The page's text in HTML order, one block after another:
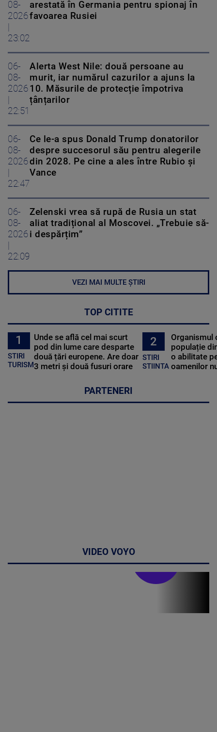
08-
2026
23:02
arestată în Germania pentru spionaj în
favoarea Rusiei
06-
08-
2026
22:51
Alerta West Nile: două persoane au
murit, iar numărul cazurilor a ajuns la
10. Măsurile de protecție împotriva
țânțarilor
06-
08-
2026
22:47
Ce le-a spus Donald Trump donatorilor
despre succesorul său pentru alegerile
din 2028. Pe cine a ales între Rubio și
Vance
06-
08-
2026
22:09
Zelenski vrea să rupă de Rusia un stat
aliat tradițional al Moscovei. „Trebuie să-
i despărțim”
VEZI MAI MULTE ȘTIRI
TOP CITITE
1
STIRI
TURISM
Unde se află cel mai scurt
pod din lume care desparte
două țări europene. Are doar
3 metri și două fusuri orare
2
STIRI
STIINTA
Organismul
populație
o abilitate
oamenilor
PARTENERI
VIDEO VOYO